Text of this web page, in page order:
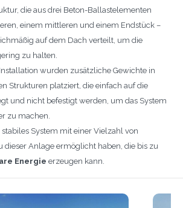
die aus drei Beton-Ballastelementen
einem mittleren und einem Endstück –
auf dem Dach verteilt, um die
zu halten.
wurden zusätzliche Gewichte in
Strukturen platziert, die einfach auf die
und nicht befestigt werden, um das System
zu machen.
System mit einer Vielzahl von
dieser Anlage ermöglicht haben, die bis zu
Energie erzeugen kann.